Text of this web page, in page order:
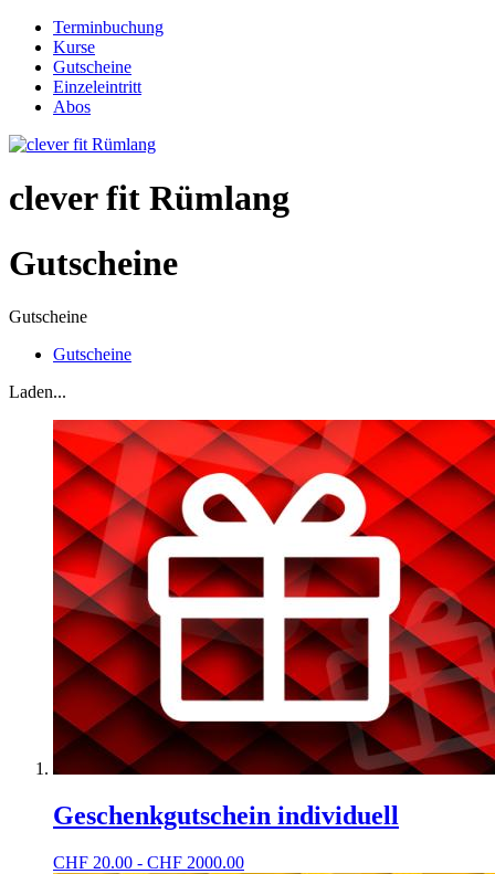
Terminbuchung
Kurse
Gutscheine
Einzeleintritt
Abos
clever fit Rümlang
Gutscheine
Gutscheine
Gutscheine
Laden...
Geschenkgutschein individuell
CHF 20.00 - CHF 2000.00